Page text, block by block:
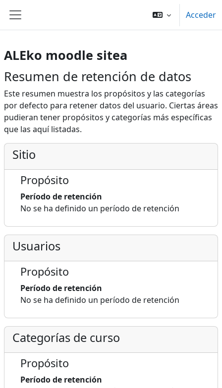
Panel lateral
Acceder
ALEko moodle sitea
Resumen de retención de datos
Este resumen muestra los propósitos y las categorías
por defecto para retener datos del usuario. Ciertas áreas
pudieran tener propósitos y categorías más específicas
que las aquí listadas.
Sitio
Propósito
Período de retención
No se ha definido un período de retención
Usuarios
Propósito
Período de retención
No se ha definido un período de retención
Categorías de curso
Propósito
Período de retención